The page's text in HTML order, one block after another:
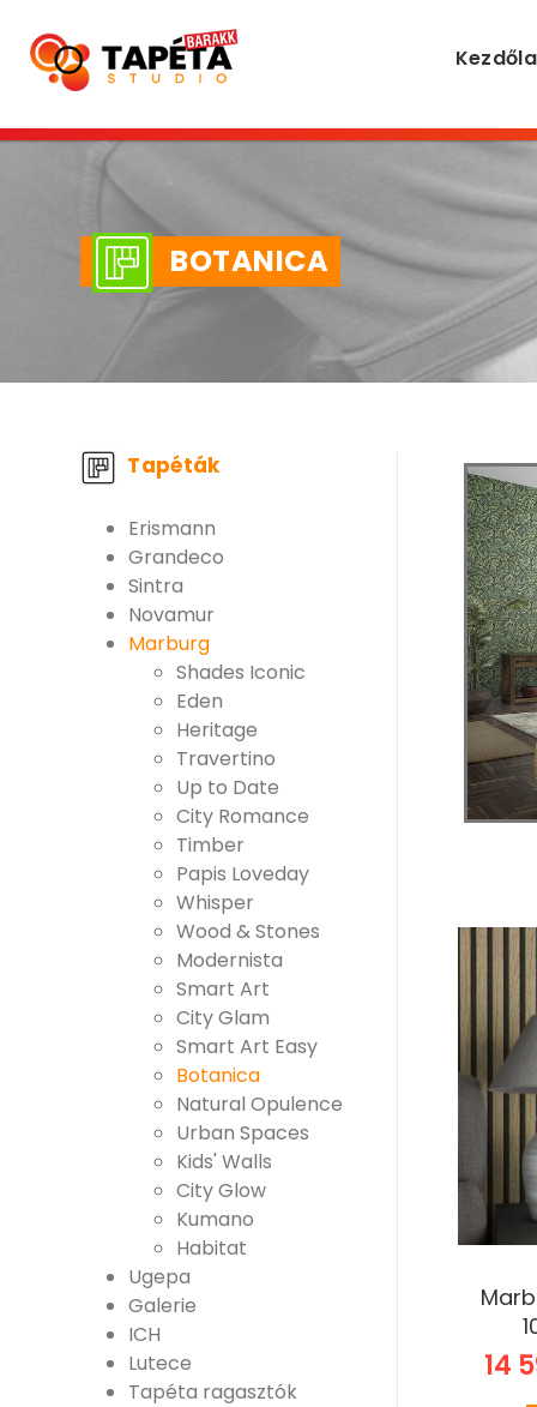
BOTANICA
Tapéták
Erismann
Grandeco
Sintra
Novamur
Marburg
Shades Iconic
Eden
Heritage
Travertino
Up to Date
City Romance
Timber
Papis Loveday
Whisper
Wood & Stones
Modernista
Smart Art
City Glam
Smart Art Easy
Botanica
Natural Opulence
Urban Spaces
Kids' Walls
City Glow
Kumano
Habitat
Ugepa
Galerie
ICH
Lutece
Tapéta ragasztók
14